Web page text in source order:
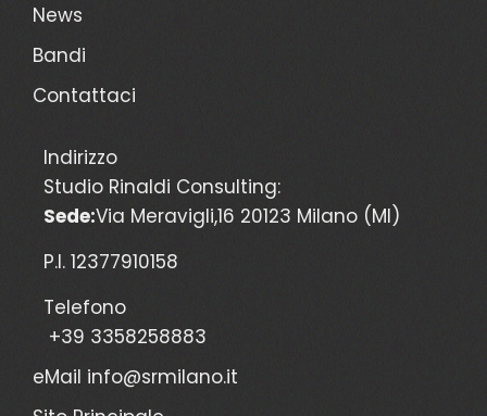
News
Bandi
Contattaci
Indirizzo
Studio Rinaldi Consulting:
Sede:Via Meravigli,16 20123 Milano (MI)
P.I. 12377910158
Telefono
+39 3358258883
eMail info@srmilano.it